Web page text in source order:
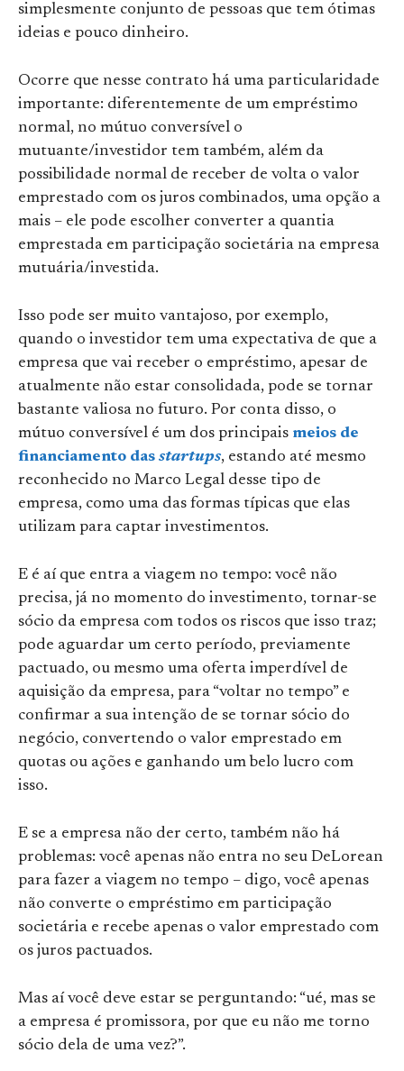
simplesmente conjunto de pessoas que tem ótimas
ideias e pouco dinheiro.
Ocorre que nesse contrato há uma particularidade
importante: diferentemente de um empréstimo
normal, no mútuo conversível o
mutuante/investidor tem também, além da
possibilidade normal de receber de volta o valor
emprestado com os juros combinados, uma opção a
mais – ele pode escolher converter a quantia
emprestada em participação societária na empresa
mutuária/investida.
Isso pode ser muito vantajoso, por exemplo,
quando o investidor tem uma expectativa de que a
empresa que vai receber o empréstimo, apesar de
atualmente não estar consolidada, pode se tornar
bastante valiosa no futuro. Por conta disso, o
mútuo conversível é um dos principais meios de
financiamento das startups, estando até mesmo
reconhecido no Marco Legal desse tipo de
empresa, como uma das formas típicas que elas
utilizam para captar investimentos.
E é aí que entra a viagem no tempo: você não
precisa, já no momento do investimento, tornar-se
sócio da empresa com todos os riscos que isso traz;
pode aguardar um certo período, previamente
pactuado, ou mesmo uma oferta imperdível de
aquisição da empresa, para “voltar no tempo” e
confirmar a sua intenção de se tornar sócio do
negócio, convertendo o valor emprestado em
quotas ou ações e ganhando um belo lucro com
isso.
E se a empresa não der certo, também não há
problemas: você apenas não entra no seu DeLorean
para fazer a viagem no tempo – digo, você apenas
não converte o empréstimo em participação
societária e recebe apenas o valor emprestado com
os juros pactuados.
Mas aí você deve estar se perguntando: “ué, mas se
a empresa é promissora, por que eu não me torno
sócio dela de uma vez?”.